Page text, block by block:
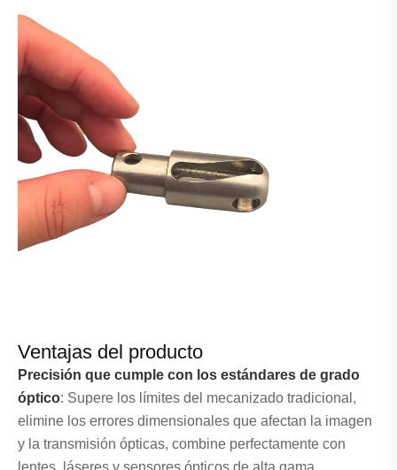
Ventajas del producto
Precisión que cumple con los estándares de grado
óptico: Supere los límites del mecanizado tradicional,
elimine los errores dimensionales que afectan la imagen
y la transmisión ópticas, combine perfectamente con
lentes, láseres y sensores ópticos de alta gama.